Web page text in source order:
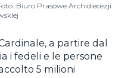
Biuro Prasowe Archidiecezji
a partire dal
i fedeli e le persone
5 milioni